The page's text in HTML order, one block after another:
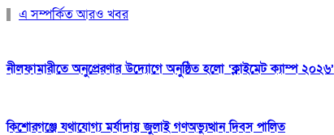
এ সম্পর্কিত আরও খবর
নীলফামারীতে অনুপ্রেরণার উদ্যোগে অনুষ্ঠিত হলো ‘ক্লাইমেট ক্যাম্প ২০২৬’
কিশোরগঞ্জে যথাযোগ্য মর্যাদায় জুলাই গণঅভ্যুত্থান দিবস পালিত